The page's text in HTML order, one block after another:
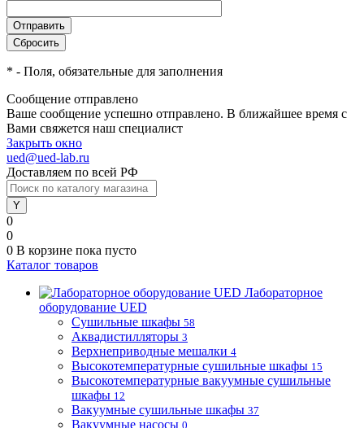
* - Поля, обязательные для заполнения
Сообщение отправлено
Ваше сообщение успешно отправлено. В ближайшее время с
Вами свяжется наш специалист
Закрыть окно
ued@ued-lab.ru
Доставляем по всей РФ
0
0
0 В корзине пока пусто
Каталог товаров
Лабораторное
оборудование UED
Сушильные шкафы 58
Аквадистилляторы 3
Верхнеприводные мешалки 4
Высокотемпературные сушильные шкафы 15
Высокотемпературные вакуумные сушильные
шкафы 12
Вакуумные сушильные шкафы 37
Вакуумные насосы 0